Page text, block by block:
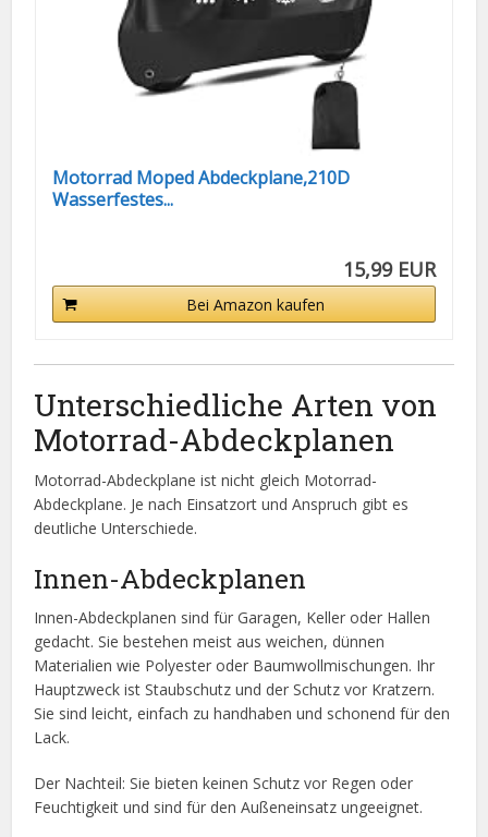
Motorrad Moped Abdeckplane,210D
Wasserfestes...
15,99 EUR
Bei Amazon kaufen
Unterschiedliche Arten von
Motorrad-Abdeckplanen
Motorrad-Abdeckplane ist nicht gleich Motorrad-
Abdeckplane. Je nach Einsatzort und Anspruch gibt es
deutliche Unterschiede.
Innen-Abdeckplanen
Innen-Abdeckplanen sind für Garagen, Keller oder Hallen
gedacht. Sie bestehen meist aus weichen, dünnen
Materialien wie Polyester oder Baumwollmischungen. Ihr
Hauptzweck ist Staubschutz und der Schutz vor Kratzern.
Sie sind leicht, einfach zu handhaben und schonend für den
Lack.
Der Nachteil: Sie bieten keinen Schutz vor Regen oder
Feuchtigkeit und sind für den Außeneinsatz ungeeignet.